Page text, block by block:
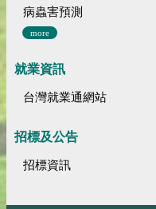
病蟲害預測
more
就業資訊
台灣就業通網站
招標及公告
招標資訊